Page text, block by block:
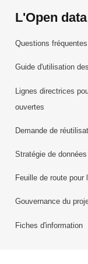
L'Open data
Questions
Guide d'utilisation
Lignes directrices
ouvertes
Demande de
Stratégie de
Feuille de route pour
Gouvernance du
Fiches d'information